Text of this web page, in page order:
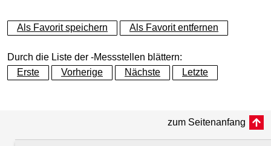
+
−
Als Favorit speichern Als Favorit entfernen
Durch die Liste der -Messstellen blättern:
Erste
Vorherige Nächste Letzte
zum Seitenanfang